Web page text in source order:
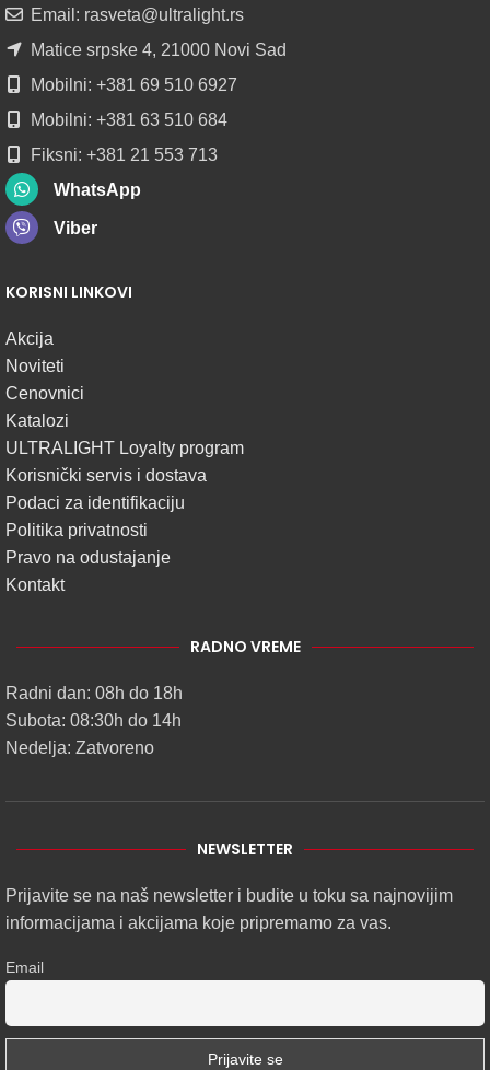
POGLEDAJ
Email: rasveta@ultralight.rs
Matice srpske 4, 21000 Novi Sad
Mobilni: +381 69 510 6927
Mobilni: +381 63 510 684
Fiksni: +381 21 553 713
WhatsApp
Viber
KORISNI LINKOVI
Akcija
Noviteti
Cenovnici
Katalozi
ULTRALIGHT Loyalty program
Korisnički servis i dostava
Podaci za identifikaciju
Politika privatnosti
Pravo na odustajanje
Kontakt
RADNO VREME
Radni dan: 08h do 18h
Subota: 08:30h do 14h
Nedelja: Zatvoreno
NEWSLETTER
Prijavite se na naš newsletter i budite u toku sa najnovijim
informacijama i akcijama koje pripremamo za vas.
Email